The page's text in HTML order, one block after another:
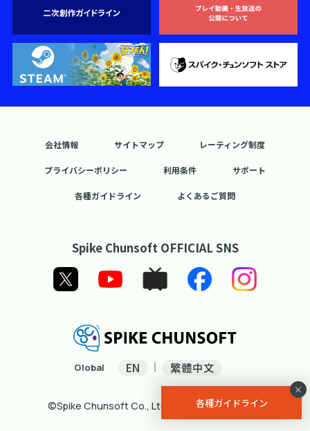
会社情報 サイトマップ レーティング制度
プライバシーポリシー 利用条件 サポート
各種ガイドライン よくあるご質問
Spike Chunsoft OFFICIAL SNS
Global EN 繁體中文
©Spike Chunsoft Co., Ltd. All Rights Reserved.
各種ガイドライン
×